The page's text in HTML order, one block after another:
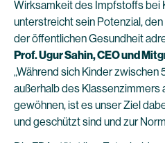
Wirksamkeit des Impfstoffs bei
unterstreicht sein Potenzial,
der öffentlichen Gesundheit
Prof. Ugur Sahin, CEO und
„Während sich Kinder zwischen
außerhalb des Klassenzimmers
gewöhnen, ist es unser Ziel
und geschützt sind und zur